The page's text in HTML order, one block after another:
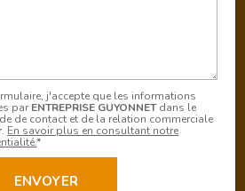
j'accepte que les informations
parENTREPRISE GUYONNETdans le
de contact et de la relation commerciale
En savoir plus en consultant notre
*